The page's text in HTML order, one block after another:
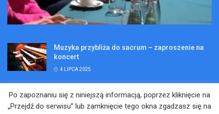
Muzyka przybliża do sacrum – zaproszenie na
koncert
4 LIPCA 2025
Kopalniane Ekspedycje
Po zapoznaniu się z niniejszą informacją, poprzez kliknięcie na
„Przejdź do serwisu” lub zamknięcie tego okna zgadzasz się na